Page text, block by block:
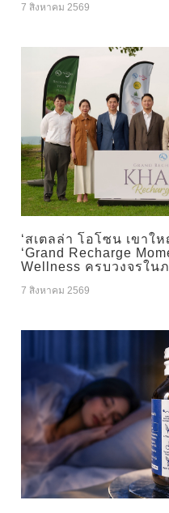
7 สิงหาคม 2569
‘สเตลล่า โอโซน เขา
‘Grand Recharge
Wellness ครบวงจรใน
7 สิงหาคม 2569